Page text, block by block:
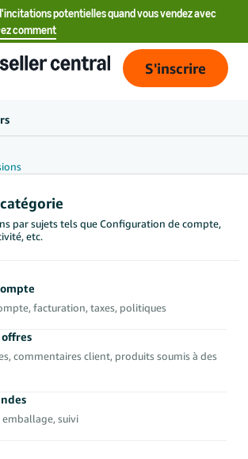
potentielles quand vous vendez avec
comment
S'inscrire
par sujets tels que Configuration de compte,
etc.
facturation, taxes, politiques
commentaires client, produits soumis à des
emballage, suivi